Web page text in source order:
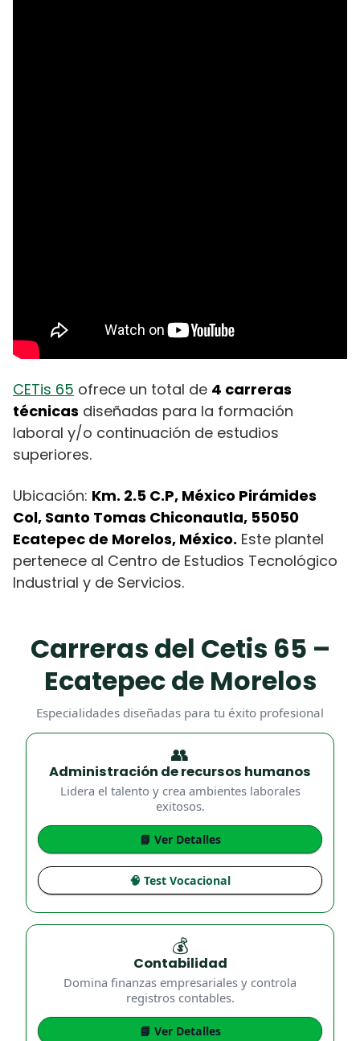
CETis 65 ofrece un total de 4 carreras
técnicas diseñadas para la formación
laboral y/o continuación de estudios
superiores.
Ubicación: Km. 2.5 C.P, México Pirámides
Col, Santo Tomas Chiconautla, 55050
Ecatepec de Morelos, México. Este plantel
pertenece al Centro de Estudios Tecnológico
Industrial y de Servicios.
Carreras del Cetis 65 –
Ecatepec de Morelos
Especialidades diseñadas para tu éxito profesional
👥
Administración de recursos humanos
Lidera el talento y crea ambientes laborales
exitosos.
📘 Ver Detalles
🧠 Test Vocacional
💰
Contabilidad
Domina finanzas empresariales y controla
registros contables.
📘 Ver Detalles